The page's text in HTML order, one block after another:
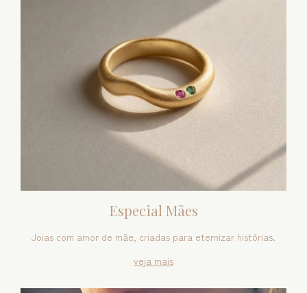
Especial Mães
Joias com amor de mãe, criadas para eternizar histórias.
veja mais